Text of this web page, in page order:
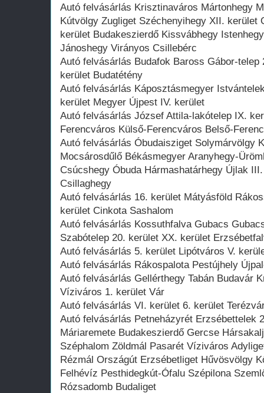
Autó felvásárlás Krisztinaváros Mártonhegy
Kútvölgy Zugliget Széchenyihegy XII. kerület
kerület Budakeszierdő Kissvábhegy
Jánoshegy Virányos Csillebérc
Autó felvásárlás Budafok Baross Gábor-
kerület Budatétény
Autó felvásárlás Káposztásmegyer
kerület Megyer Újpest IV. kerület
Autó felvásárlás József Attila-lakótelep IX.
Ferencváros Külső-Ferencváros Belső-
Autó felvásárlás Óbudaisziget Solymárvölgy
Mocsárosdűlő Békásmegyer Aranyhegy-
Csúcshegy Óbuda Hármashatárhegy Újlak
Csillaghegy
Autó felvásárlás 16. kerület Mátyásföld
kerület Cinkota Sashalom
Autó felvásárlás Kossuthfalva Gubacs
Szabótelep 20. kerület XX. kerület
Autó felvásárlás 5. kerület Lipótváros V.
Autó felvásárlás Rákospalota Pestújhely
Autó felvásárlás Gellérthegy Tabán Budavár
Víziváros 1. kerület Vár
Autó felvásárlás VI. kerület 6. kerület
Autó felvásárlás Petneházyrét Erzsébettelek
Máriaremete Budakeszierdő Gercse
Széphalom Zöldmál Pasarét Víziváros
Rézmál Országút Erzsébetliget Hűvösvölgy
Felhévíz Pesthidegkút-Ófalu Szépilona
Rózsadomb Budaliget